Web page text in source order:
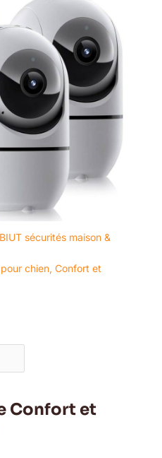
sécurités maison &
chien, Confort et
Confort et